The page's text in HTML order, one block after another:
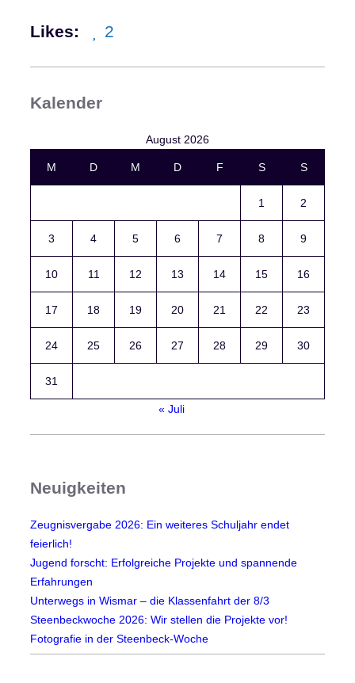
Likes: 2
Kalender
August 2026
M D M D F S S
1 2
3 4 5 6 7 8 9
10 11 12 13 14 15 16
17 18 19 20 21 22 23
24 25 26 27 28 29 30
31
« Juli
Neuigkeiten
Zeugnisvergabe 2026: Ein weiteres Schuljahr endet
feierlich!
Jugend forscht: Erfolgreiche Projekte und spannende
Erfahrungen
Unterwegs in Wismar – die Klassenfahrt der 8/3
Steenbeckwoche 2026: Wir stellen die Projekte vor!
Fotografie in der Steenbeck-Woche